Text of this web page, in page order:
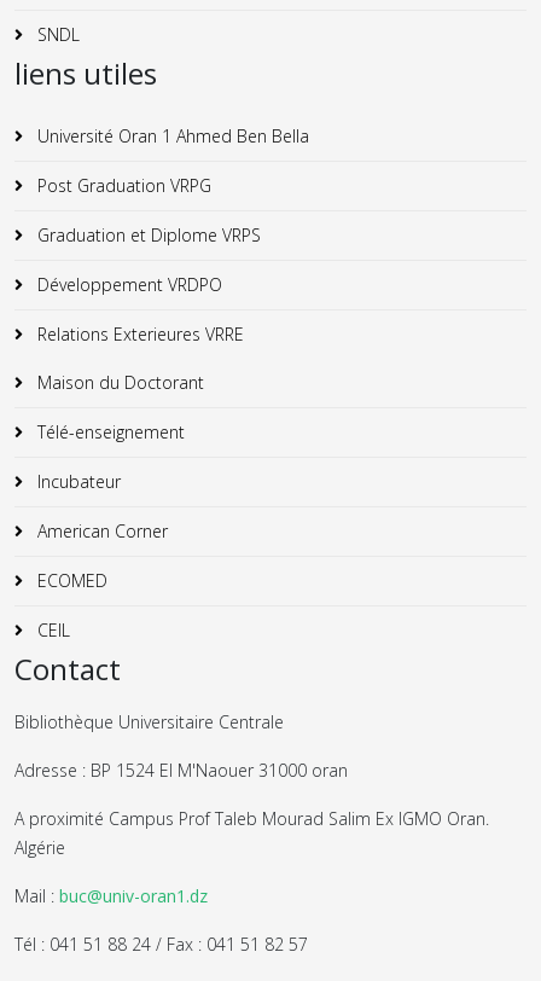
SNDL
liens utiles
Université Oran 1 Ahmed Ben Bella
Post Graduation VRPG
Graduation et Diplome VRPS
Développement VRDPO
Relations Exterieures VRRE
Maison du Doctorant
Télé-enseignement
Incubateur
American Corner
ECOMED
CEIL
Contact
Bibliothèque Universitaire Centrale
Adresse : BP 1524 El M'Naouer 31000 oran
A proximité Campus Prof Taleb Mourad Salim Ex IGMO Oran.
Algérie
Mail : buc@univ-oran1.dz
Tél : 041 51 88 24 / Fax : 041 51 82 57